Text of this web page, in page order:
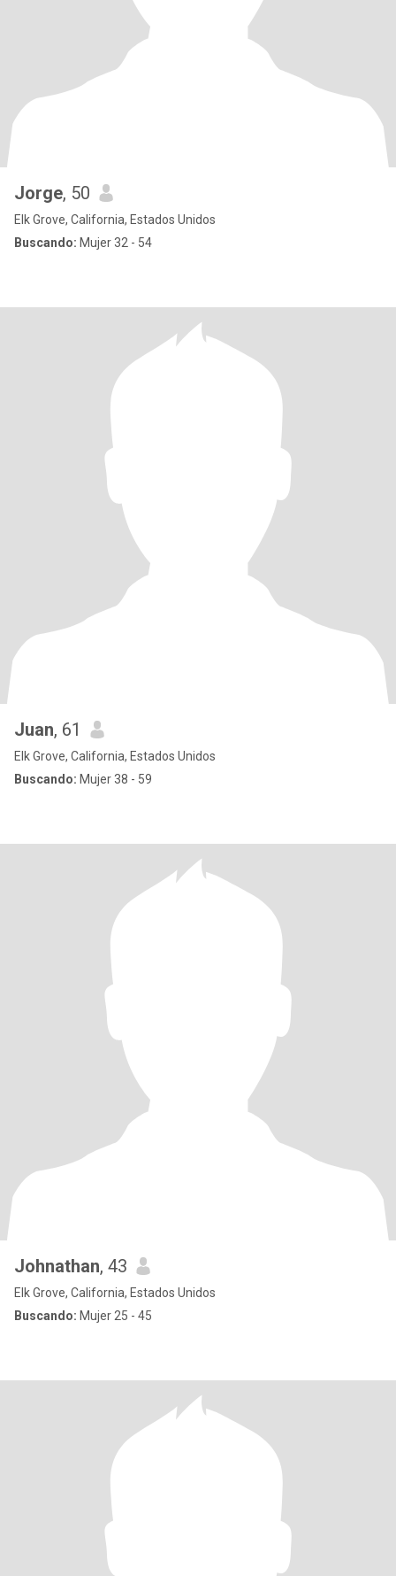
Jorge, 50
Elk Grove, California, Estados Unidos
Buscando: Mujer 32 - 54
Juan, 61
Elk Grove, California, Estados Unidos
Buscando: Mujer 38 - 59
Johnathan, 43
Elk Grove, California, Estados Unidos
Buscando: Mujer 25 - 45